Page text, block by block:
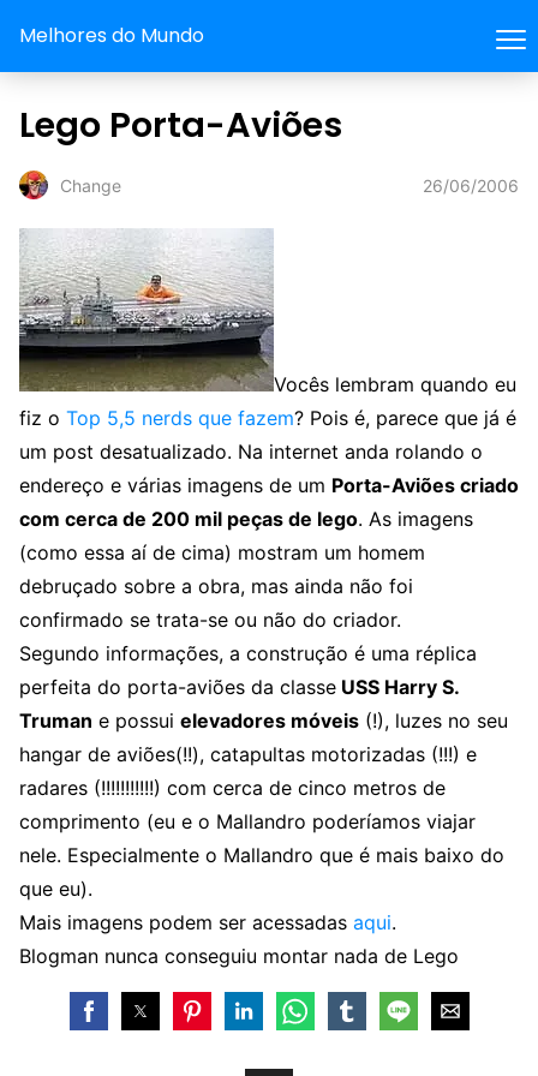
Melhores do Mundo
Lego Porta-Aviões
Change 26/06/2006
Vocês lembram quando eu
fiz o Top 5,5 nerds que fazem? Pois é, parece que já é
um post desatualizado. Na internet anda rolando o
endereço e várias imagens de um Porta-Aviões criado
com cerca de 200 mil peças de lego. As imagens
(como essa aí de cima) mostram um homem
debruçado sobre a obra, mas ainda não foi
confirmado se trata-se ou não do criador.
Segundo informações, a construção é uma réplica
perfeita do porta-aviões da classe USS Harry S.
Truman e possui elevadores móveis (!), luzes no seu
hangar de aviões(!!), catapultas motorizadas (!!!) e
radares (!!!!!!!!!!!) com cerca de cinco metros de
comprimento (eu e o Mallandro poderíamos viajar
nele. Especialmente o Mallandro que é mais baixo do
que eu).
Mais imagens podem ser acessadas aqui.
Blogman nunca conseguiu montar nada de Lego